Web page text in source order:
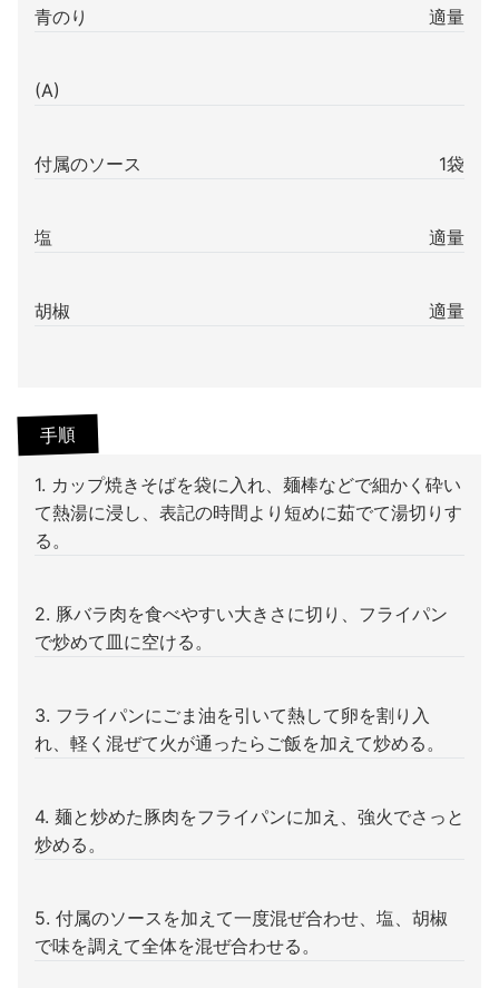
青のり 適量
(A)
付属のソース 1袋
塩 適量
胡椒 適量
手順
1. カップ焼きそばを袋に入れ、麺棒などで細かく砕い
て熱湯に浸し、表記の時間より短めに茹でて湯切りす
る。
2. 豚バラ肉を食べやすい大きさに切り、フライパン
で炒めて皿に空ける。
3. フライパンにごま油を引いて熱して卵を割り入
れ、軽く混ぜて火が通ったらご飯を加えて炒める。
4. 麺と炒めた豚肉をフライパンに加え、強火でさっと
炒める。
5. 付属のソースを加えて一度混ぜ合わせ、塩、胡椒
で味を調えて全体を混ぜ合わせる。